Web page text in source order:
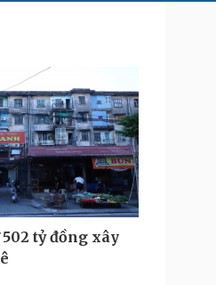
giá
khoán
cà phê
nghệ
điệu
Công nghệ
nghiệm
đổi số
tỷ đồng xây